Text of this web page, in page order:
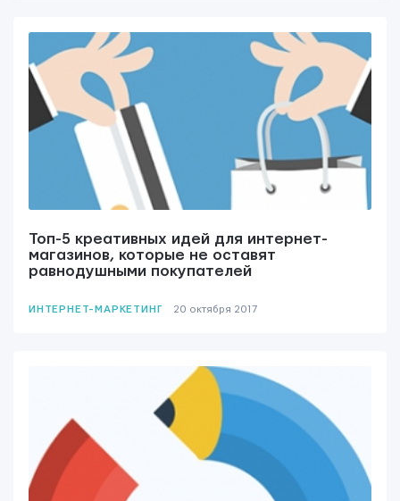
Топ-5 креативных идей для интернет-
магазинов, которые не оставят
равнодушными покупателей
ИНТЕРНЕТ-МАРКЕТИНГ 20 октября 2017
Контактная информация
info@yudjes.com
Rävala pst 8-ruum 810, 10143, Tallinn
Yudjes OÜ
Свяжитесь с нами